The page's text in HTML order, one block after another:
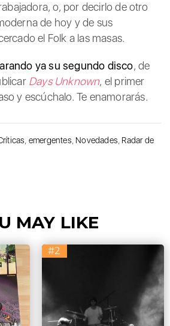
o, por decirlo de otro
de hoy y de sus
el Folk a las masas.
ya su segundo disco, de
Days Unknown, el primer
y escúchalo. Te enamorarás.
, emergentes, Novedades, Radar de
MAY LIKE
#2